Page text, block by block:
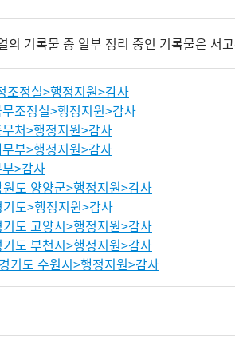
의 기록물 중 일부 정리 중인 기록물은 서
조정실>행정지원>감사
조정실>행정지원>감사
처>행정지원>감사
부>행정지원>감사
>감사
원도 양양군>행정지원>감사
기도>행정지원>감사
기도 고양시>행정지원>감사
기도 부천시>행정지원>감사
경기도 수원시>행정지원>감사